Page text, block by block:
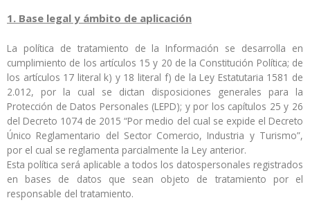
1. Base legal y ámbito de aplicación
La política de tratamiento de la Información se desarrolla en
cumplimiento de los artículos 15 y 20 de la Constitución Política; de
los artículos 17 literal k) y 18 literal f) de la Ley Estatutaria 1581 de
2.012, por la cual se dictan disposiciones generales para la
Protección de Datos Personales (LEPD); y por los capítulos 25 y 26
del Decreto 1074 de 2015 “Por medio del cual se expide el Decreto
Único Reglamentario del Sector Comercio, Industria y Turismo”,
por el cual se reglamenta parcialmente la Ley anterior.
Esta política será aplicable a todos los datospersonales registrados
en bases de datos que sean objeto de tratamiento por el
responsable del tratamiento.